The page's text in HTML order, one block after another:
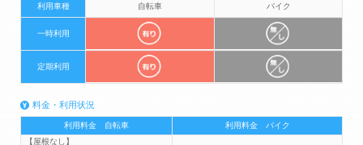
利用車種 自転車 バイク
一時利用
定期利用
料金・利用状況
利用料金 自転車
利用料金 バイク
【屋根なし】